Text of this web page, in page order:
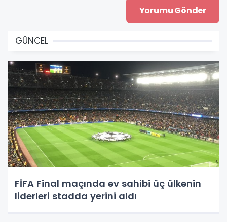
GÜNCEL
FİFA Final maçında ev sahibi üç ülkenin
liderleri stadda yerini aldı